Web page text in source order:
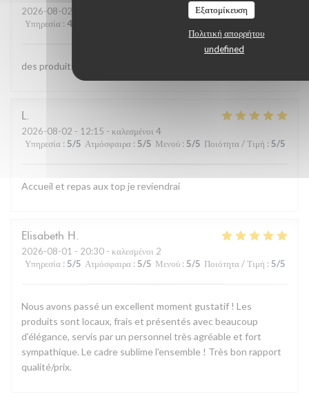
Εξατομίκευση
Πολιτική απορρήτου
undefined
2026-08-02
Υπηρεσία : 4
des produits de qualite et bien cuisinés;;personnel aimable
L
2026-08-02 - 12:15 - καλεσμένοι 4
Υπηρεσία : 5/5 Ατμόσφαιρα : 5/5 Μενού : 5/5 Ποιότητα / Τιμή : 5/5
Accueil et repas aux top je reviendrai
Elisabeth H
2026-08-01 - 20:30 - καλεσμένοι 2
Υπηρεσία : 5/5 Ατμόσφαιρα : 5/5 Μενού : 5/5 Ποιότητα / Τιμή : 5/5
Nous avons passé un excellent moment gustatif ! Les
produits sont locaux, frais et présentés avec beaucoup
d'élégance, servis par un personnel très agréable et fort
sympathique. Le cadre sublime l'ensemble ! Très bon rapport
qualité/prix.